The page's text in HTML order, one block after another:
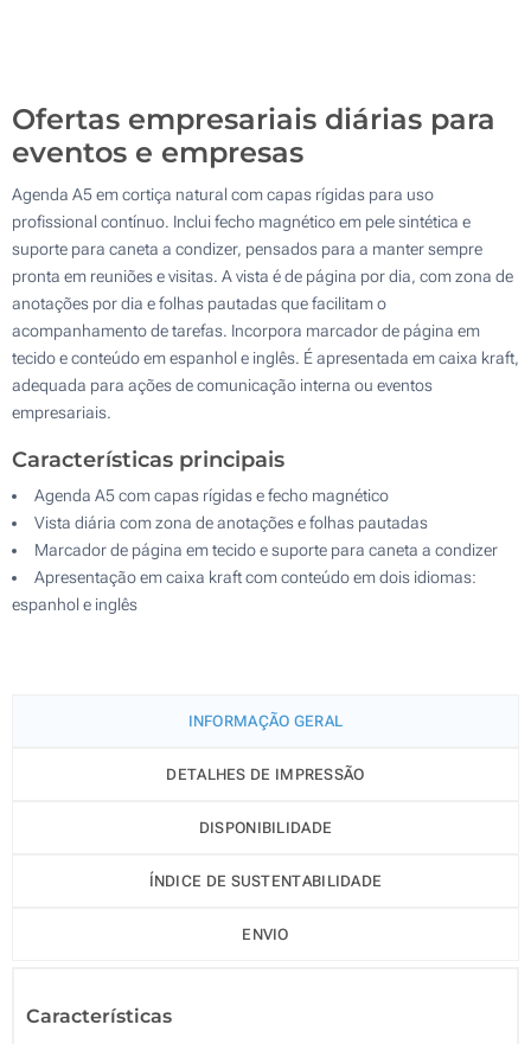
Ofertas empresariais diárias para
eventos e empresas
Agenda A5 em cortiça natural com capas rígidas para uso
profissional contínuo. Inclui fecho magnético em pele sintética e
suporte para caneta a condizer, pensados para a manter sempre
pronta em reuniões e visitas. A vista é de página por dia, com zona de
anotações por dia e folhas pautadas que facilitam o
acompanhamento de tarefas. Incorpora marcador de página em
tecido e conteúdo em espanhol e inglês. É apresentada em caixa kraft,
adequada para ações de comunicação interna ou eventos
empresariais.
Características principais
Agenda A5 com capas rígidas e fecho magnético
Vista diária com zona de anotações e folhas pautadas
Marcador de página em tecido e suporte para caneta a condizer
Apresentação em caixa kraft com conteúdo em dois idiomas:
espanhol e inglês
INFORMAÇÃO GERAL
DETALHES DE IMPRESSÃO
DISPONIBILIDADE
ÍNDICE DE SUSTENTABILIDADE
ENVIO
Características